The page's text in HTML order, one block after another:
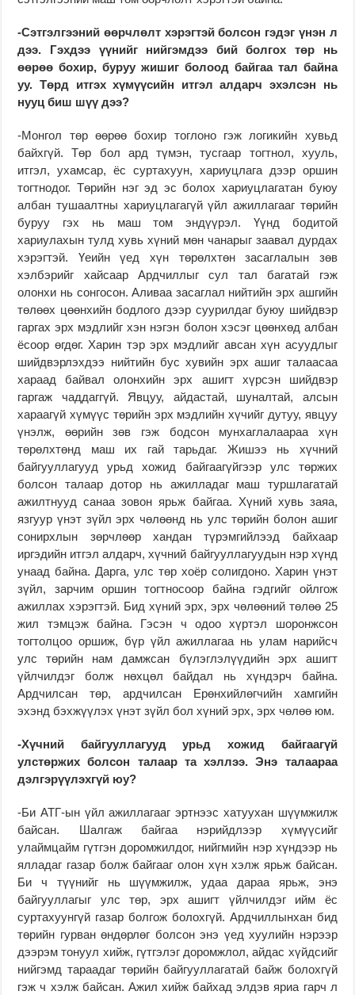
-Сэтгэлгээний өөрчлөлт хэрэгтэй болсон гэдэг үнэн л
дээ. Гэхдээ үүнийг нийгэмдээ бий болгох төр нь
өөрөө бохир, буруу жишиг болоод байгаа тал байна
уу. Төрд итгэх хүмүүсийн итгэл алдарч эхэлсэн нь
нууц биш шүү дээ?
-Монгол төр өөрөө бохир тоглоно гэж логикийн хувьд
байхгүй. Төр бол ард түмэн, тусгаар тогтнол, хууль,
итгэл, ухамсар, ёс суртахуун, хариуцлага дээр оршин
тогтнодог. Төрийн нэг эд эс болох хариуцлагатан буюу
албан тушаалтны хариуцлагагүй үйл ажиллагааг төрийн
буруу гэх нь маш том эндүүрэл. Үүнд бодитой
хариулахын тулд хувь хүний мөн чанарыг заавал дурдах
хэрэгтэй. Үеийн үед хүн төрөлхтөн засаглалын зөв
хэлбэрийг хайсаар Ардчиллыг сул тал багатай гэж
олонхи нь сонгосон. Аливаа засаглал нийтийн эрх ашгийн
төлөөх цөөнхийн бодлого дээр суурилдаг буюу шийдвэр
гаргах эрх мэдлийг хэн нэгэн болон хэсэг цөөнхөд албан
ёсоор өгдөг. Харин тэр эрх мэдлийг авсан хүн асуудлыг
шийдвэрлэхдээ нийтийн бус хувийн эрх ашиг талаасаа
хараад байвал олонхийн эрх ашигт хүрсэн шийдвэр
гаргаж чаддаггүй. Явцуу, айдастай, шуналтай, алсын
хараагүй хүмүүс төрийн эрх мэдлийн хүчийг дутуу, явцуу
үнэлж, өөрийн зөв гэж бодсон мунхаглалаараа хүн
төрөлхтөнд маш их гай тарьдаг. Жишээ нь хүчний
байгууллагууд урьд хожид байгаагүйгээр улс төржих
болсон талаар дотор нь ажилладаг маш туршлагатай
ажилтнууд санаа зовон ярьж байгаа. Хүний хувь заяа,
язгуур үнэт зүйл эрх чөлөөнд нь улс төрийн болон ашиг
сонирхлын зөрчлөөр хандан түрэмгийлээд байхаар
иргэдийн итгэл алдарч, хүчний байгууллагуудын нэр хүнд
унаад байна. Дарга, улс төр хоёр солигдоно. Харин үнэт
зүйл, зарчим оршин тогтносоор байна гэдгийг ойлгож
ажиллах хэрэгтэй. Бид хүний эрх, эрх чөлөөний төлөө 25
жил тэмцэж байна. Гэсэн ч одоо хүртэл шоронжсон
тогтолцоо оршиж, бүр үйл ажиллагаа нь улам нарийсч
улс төрийн нам дамжсан бүлэглэлүүдийн эрх ашигт
үйлчилдэг болж нөхцөл байдал нь хүндэрч байна.
Ардчилсан төр, ардчилсан Ерөнхийлөгчийн хамгийн
эхэнд бэхжүүлэх үнэт зүйл бол хүний эрх, эрх чөлөө юм.
-Хүчний байгууллагууд урьд хожид байгаагүй
улстөржих болсон талаар та хэллээ. Энэ талаараа
дэлгэрүүлэхгүй юу?
-Би АТГ-ын үйл ажиллагааг эртнээс хатуухан шүүмжилж
байсан. Шалгаж байгаа нэрийдлээр хүмүүсийг
улаймцайм гүтгэн доромжилдог, нийгмийн нэр хүндээр нь
ялладаг газар болж байгааг олон хүн хэлж ярьж байсан.
Би ч түүнийг нь шүүмжилж, удаа дараа ярьж, энэ
байгууллагыг улс төр, эрх ашигт үйлчилдэг ийм ёс
суртахуунгүй газар болгож болохгүй. Ардчиллынхан бид
төрийн гурван өндөрлөг болсон энэ үед хуулийн нэрээр
дээрэм тонуул хийж, гүтгэлэг доромжлол, айдас хүйдсийг
нийгэмд тараадаг төрийн байгууллагатай байж болохгүй
гэж ч хэлж байсан. Ажил хийж байхад элдэв яриа гарч л